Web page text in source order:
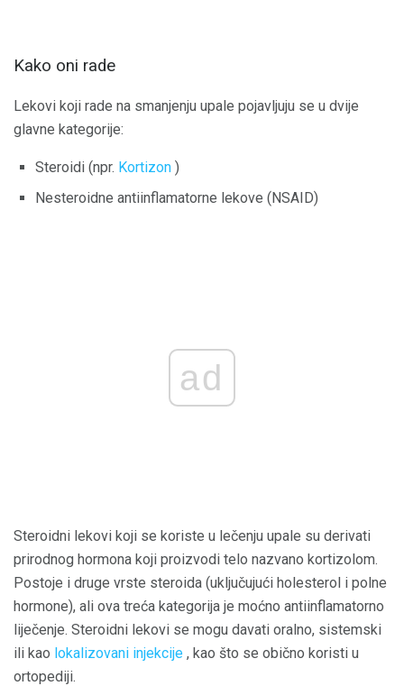
Kako oni rade
Lekovi koji rade na smanjenju upale pojavljuju se u dvije
glavne kategorije:
Steroidi (npr. Kortizon )
Nesteroidne antiinflamatorne lekove (NSAID)
ad
Steroidni lekovi koji se koriste u lečenju upale su derivati ​​
prirodnog hormona koji proizvodi telo nazvano kortizolom.
Postoje i druge vrste steroida (uključujući holesterol i polne
hormone), ali ova treća kategorija je moćno antiinflamatorno
liječenje. Steroidni lekovi se mogu davati oralno, sistemski
ili kao lokalizovani injekcije , kao što se obično koristi u
ortopediji.